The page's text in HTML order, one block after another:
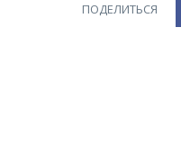
ПОДЕЛИТЬСЯ